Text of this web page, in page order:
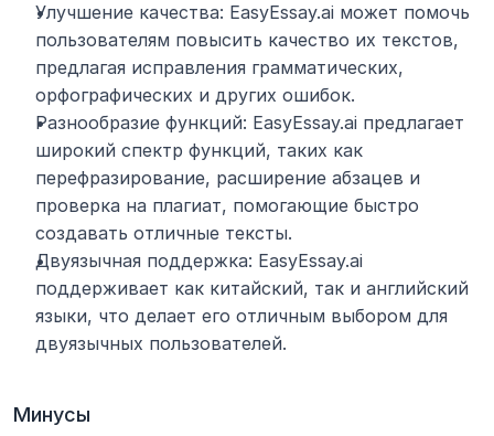
Улучшение качества: EasyEssay.ai может помочь
пользователям повысить качество их текстов,
предлагая исправления грамматических,
орфографических и других ошибок.
Разнообразие функций: EasyEssay.ai предлагает
широкий спектр функций, таких как
перефразирование, расширение абзацев и
проверка на плагиат, помогающие быстро
создавать отличные тексты.
Двуязычная поддержка: EasyEssay.ai
поддерживает как китайский, так и английский
языки, что делает его отличным выбором для
двуязычных пользователей.
Минусы